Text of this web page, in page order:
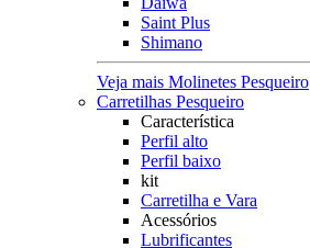
Saint Plus
Shimano
Veja mais Molinetes Pesqueiro
Carretilhas Pesqueiro
Característica
Perfil alto
Perfil baixo
kit
Carretilha e Vara
Acessórios
Lubrificantes